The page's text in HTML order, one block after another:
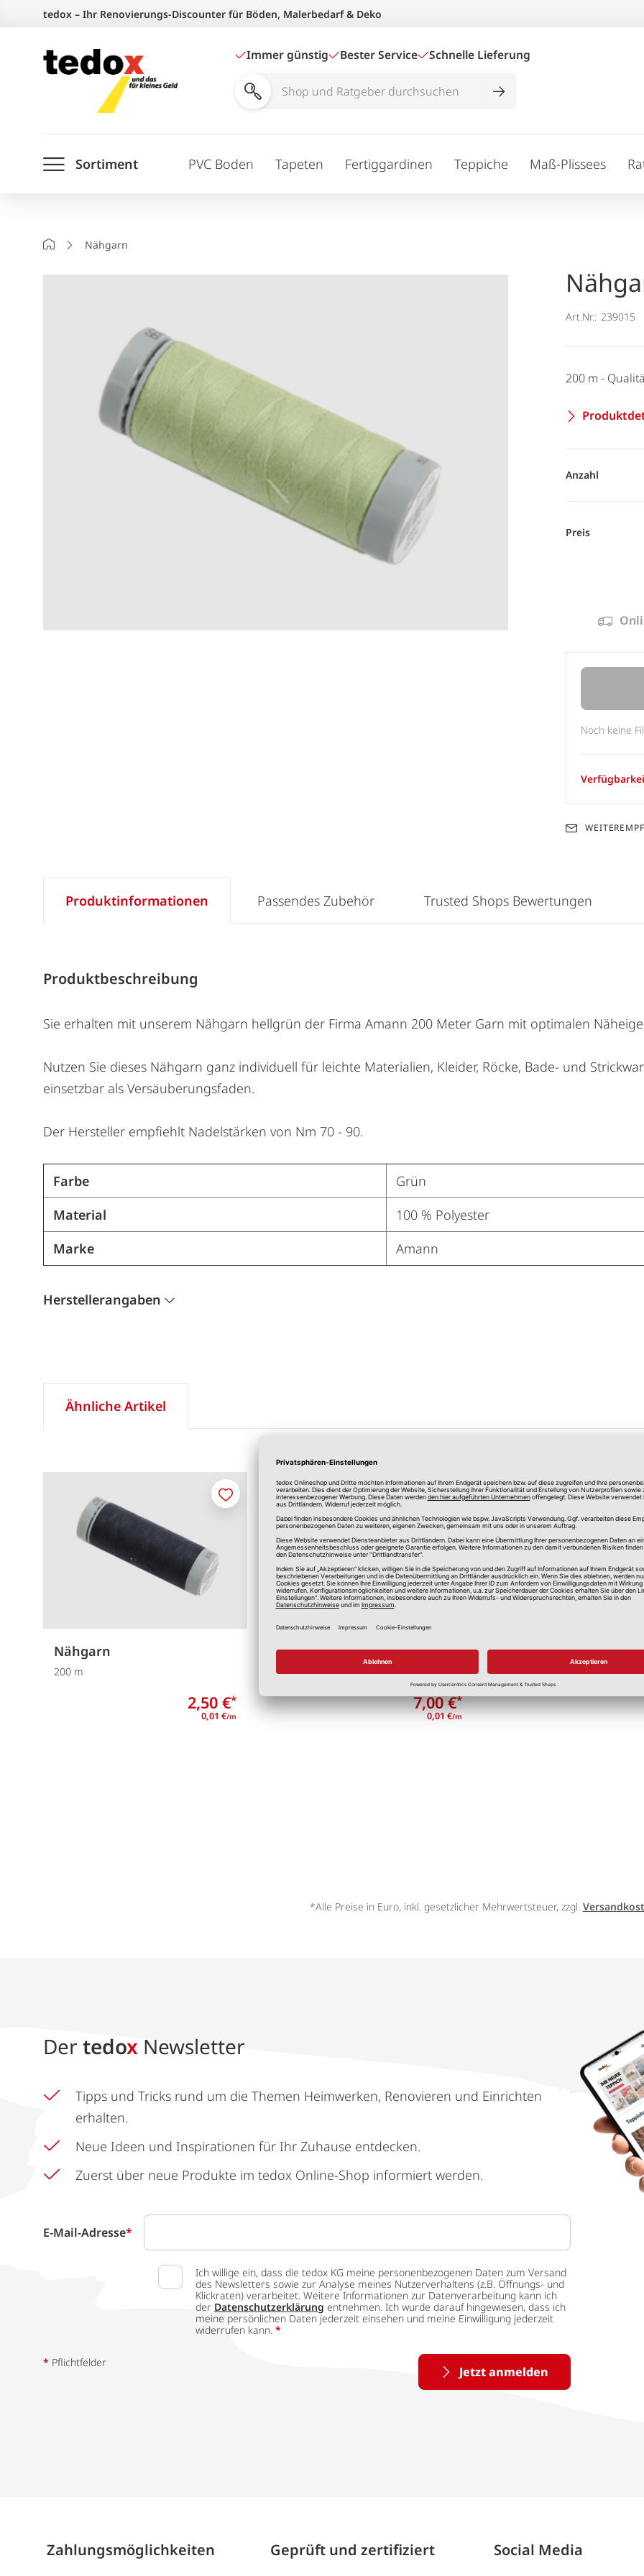
springen
tedox – Ihr Renovierungs-Discounter für Böden, Malerbedarf & Deko
Immer günstig Bester Service Schnelle Lieferung
Shop
durchsuchen
Sortiment PVC Boden Tapeten Fertiggardinen Teppiche Maß-Plissees
StartseiteNähgarn
Art.Nr.: 239015
200 m -
Anzahl
Preis
Noch keine
Produktinformationen
Produktbeschreibung
Sie erhalten mit unserem Nähgarn hellgrün der Firma Amann 200 Meter Garn mit optimalen
Nutzen Sie dieses Nähgarn ganz individuell für leichte Materialien, Kleider, Röcke, Bade- und
einsetzbar als Versäuberungsfaden.
Der Hersteller empfiehlt Nadelstärken von Nm 70 - 90.
Farbe
Grün
Material
100 % Polyester
Marke
Amann
Herstellerangaben
Passendes Zubehör Trusted Shops Bewertungen
Ähnliche Artikel
Nähgarn
200 m
2,50 €*
0,01 €/m
Merken
Nähgarn blau
1000 m
7,00 €*
0,01 €/m
Merken
*Alle Preise in Euro, inkl. gesetzlicher Mehrwertsteuer, zzgl.
Der tedox Newsletter
Tipps und Tricks rund um die Themen Heimwerken, Renovieren und Einrichten
erhalten.
Neue Ideen und Inspirationen für Ihr Zuhause entdecken.
Zuerst über neue Produkte im tedox Online-Shop informiert werden.
E-Mail-Adresse*
Ich willige ein, dass die tedox KG meine personenbezogenen Daten zum Versand
des Newsletters sowie zur Analyse meines Nutzerverhaltens (z.B. Öffnungs- und
Klickraten) verarbeitet. Weitere Informationen zur Datenverarbeitung kann ich
der Datenschutzerklärung entnehmen. Ich wurde darauf hingewiesen, dass ich
meine persönlichen Daten jederzeit einsehen und meine Einwilligung jederzeit
widerrufen kann. *
Jetzt anmelden
* Pflichtfelder
Zahlungs­möglich­keiten Geprüft und zertifiziert Social Media